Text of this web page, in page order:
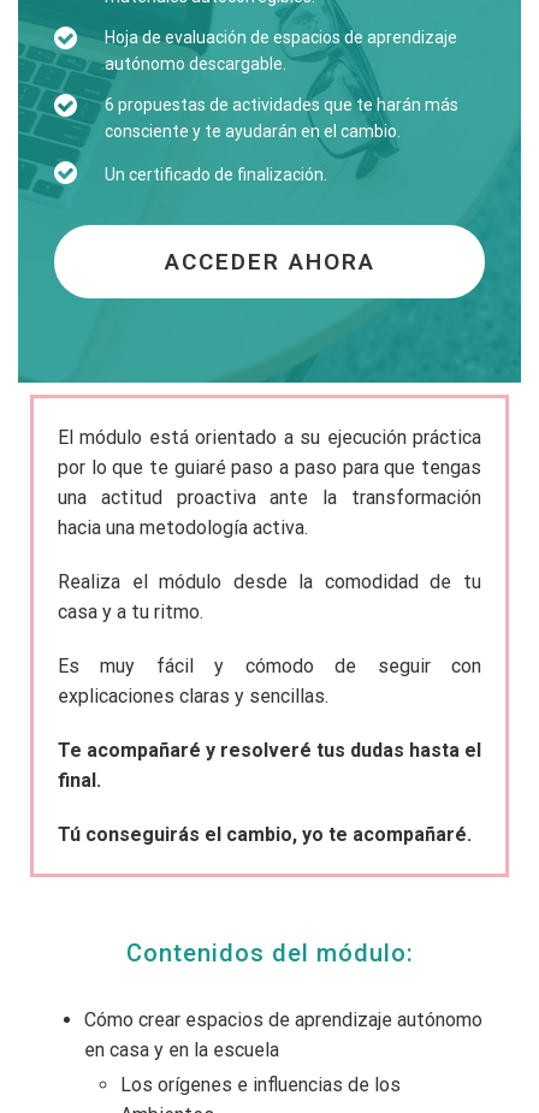
Hoja de evaluación de espacios de aprendizaje
autónomo descargable.
6 propuestas de actividades que te harán más
consciente y te ayudarán en el cambio.
Un certificado de finalización.
ACCEDER AHORA
El módulo está orientado a su ejecución práctica
por lo que te guiaré paso a paso para que tengas
una actitud proactiva ante la transformación
hacia una metodología activa.
Realiza el módulo desde la comodidad de tu
casa y a tu ritmo.
Es muy fácil y cómodo de seguir con
explicaciones claras y sencillas.
Te acompañaré y resolveré tus dudas hasta el
final.
Tú conseguirás el cambio, yo te acompañaré.
Contenidos del módulo:
Cómo crear espacios de aprendizaje autónomo
en casa y en la escuela
Los orígenes e influencias de los